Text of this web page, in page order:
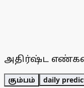
அதிர்ஷ்ட
கும்பம் daily